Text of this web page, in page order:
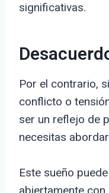
significativas.
Por el contrario,
conflicto o
ser un reflejo de
necesitas
Este sueño